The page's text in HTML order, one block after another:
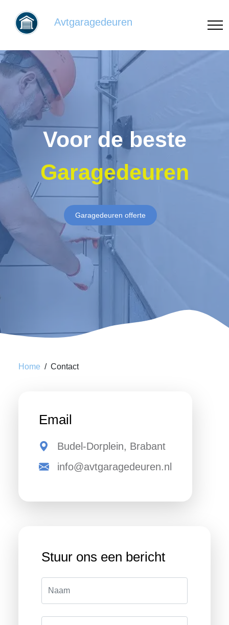
Avtgaragedeuren
Voor de beste
Garagedeuren
Garagedeuren offerte
Home Contact
Email
Budel-Dorplein, Brabant
info@avtgaragedeuren.nl
Stuur ons een bericht